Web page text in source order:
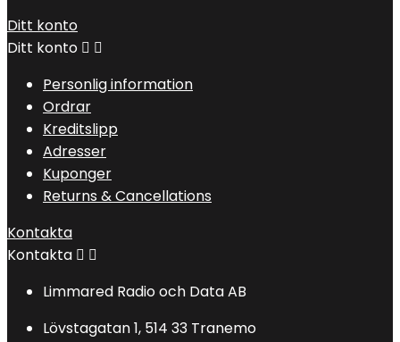
Ditt konto
Ditt konto  
Personlig information
Ordrar
Kreditslipp
Adresser
Kuponger
Returns & Cancellations
Kontakta
Kontakta  
Limmared Radio och Data AB
Lövstagatan 1, 514 33 Tranemo